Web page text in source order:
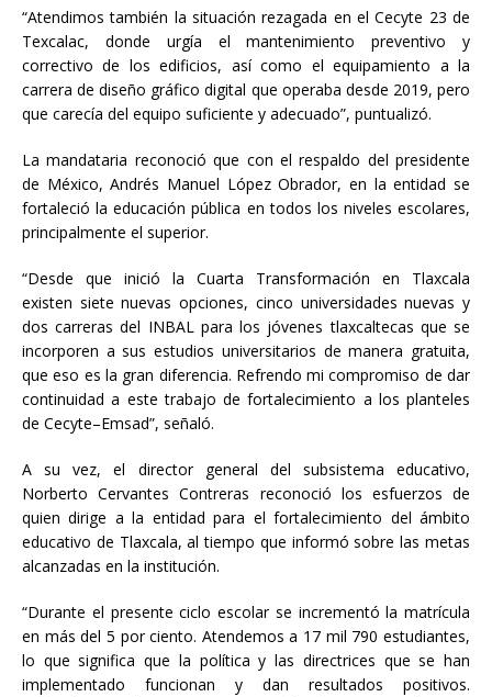
“Atendimos también la situación rezagada en el Cecyte 23 de
Texcalac, donde urgía el mantenimiento preventivo y
correctivo de los edificios, así como el equipamiento a la
carrera de diseño gráfico digital que operaba desde 2019, pero
que carecía del equipo suficiente y adecuado”, puntualizó.
La mandataria reconoció que con el respaldo del presidente
de México, Andrés Manuel López Obrador, en la entidad se
fortaleció la educación pública en todos los niveles escolares,
principalmente el superior.
“Desde que inició la Cuarta Transformación en Tlaxcala
existen siete nuevas opciones, cinco universidades nuevas y
dos carreras del INBAL para los jóvenes tlaxcaltecas que se
incorporen a sus estudios universitarios de manera gratuita,
que eso es la gran diferencia. Refrendo mi compromiso de dar
continuidad a este trabajo de fortalecimiento a los planteles
de Cecyte–Emsad”, señaló.
A su vez, el director general del subsistema educativo,
Norberto Cervantes Contreras reconoció los esfuerzos de
quien dirige a la entidad para el fortalecimiento del ámbito
educativo de Tlaxcala, al tiempo que informó sobre las metas
alcanzadas en la institución.
“Durante el presente ciclo escolar se incrementó la matrícula
en más del 5 por ciento. Atendemos a 17 mil 790 estudiantes,
lo que significa que la política y las directrices que se han
implementado funcionan y dan resultados positivos.